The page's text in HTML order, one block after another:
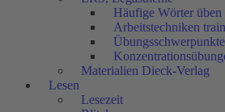
Häufige Wörter üben
Arbeitstechniken
Materialien Dieck-Verlag
Lesen
Lesezeit